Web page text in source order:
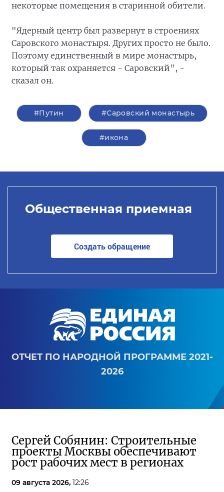
некоторые помещения в старинной обители.
"Ядерный центр был развернут в строениях
Саровского монастыря. Других просто не было.
Поэтому единственный в мире монастырь,
который так охраняется - Саровский", -
сказал он.
#Путин #Саровский монастырь
#икона
Общественная приемная
Создать обращение
ОТЧЕТ ПО НАРОДНОЙ ПРОГРАММЕ 2021-
2026
Сергей Собянин: Строительные
проекты Москвы обеспечивают
рост рабочих мест в регионах
09 августа 2026, 12:26